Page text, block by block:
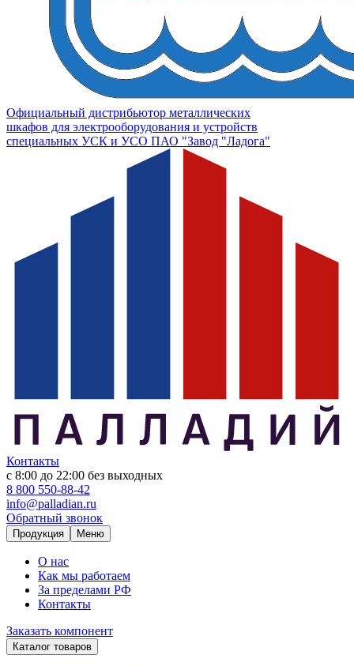
Официальный дистрибьютор металлических
шкафов для электрооборудования и устройств
специальных УСК и УСО ПАО "Завод "Ладога"
Контакты
с 8:00 до 22:00 без выходных
8 800 550-88-42
info@palladian.ru
Обратный звонок
Продукция Меню
О нас
Как мы работаем
За пределами РФ
Контакты
Заказать компонент
Каталог товаров